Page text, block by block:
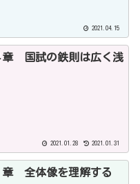
2021.04.15
国試の鉄則は広く浅
2021.01.28 2021.01.31
全体像を理解する